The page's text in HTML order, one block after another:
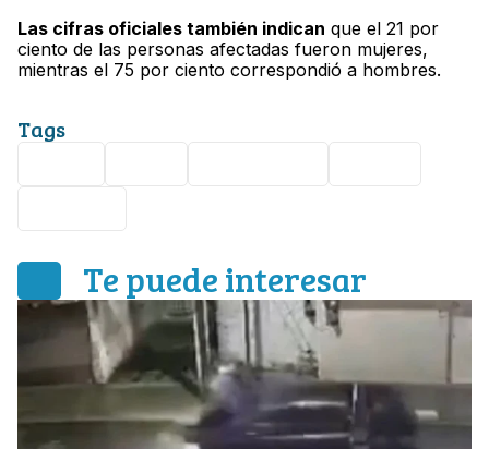
Las cifras oficiales también indican que el 21 por
ciento de las personas afectadas fueron mujeres,
mientras el 75 por ciento correspondió a hombres.
Tags
Te puede interesar